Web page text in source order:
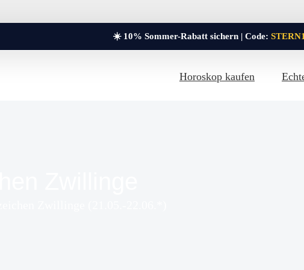
☀️ 10% Sommer-Rabatt sichern | Code:
Horoskop kaufen